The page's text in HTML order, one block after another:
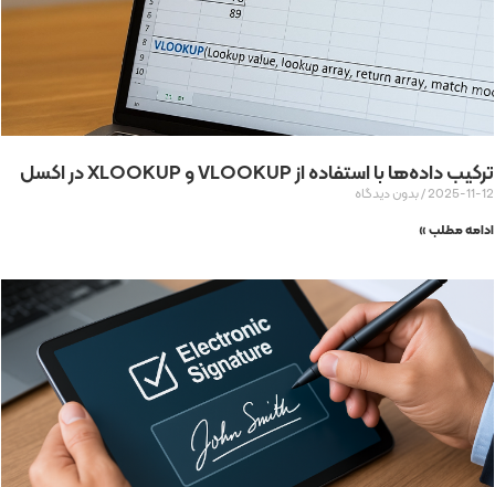
ترکیب داده‌ها با استفاده از VLOOKUP و XLOOKUP در اکسل
2025-11-12 بدون دیدگاه
ادامه مطلب »